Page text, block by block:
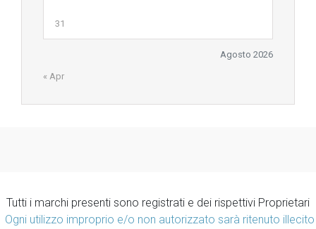
Agosto 2026
31
« Apr
Tutti i marchi presenti sono registrati e dei rispettivi Proprietari
Ogni utilizzo improprio e/o non autorizzato sarà ritenuto illecito